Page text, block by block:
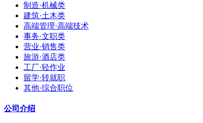
制造·机械类
建筑·土木类
高端管理·高端技术
事务·文职类
营业·销售类
旅游·酒店类
工厂·轻作业
留学·转就职
其他·综合职位
公司介绍